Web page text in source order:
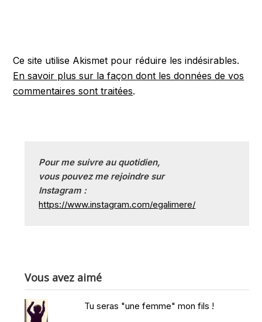
Ce site utilise Akismet pour réduire les indésirables.
En savoir plus sur la façon dont les données de vos
commentaires sont traitées.
Pour me suivre au quotidien,
vous pouvez me rejoindre sur
Instagram :
https://www.instagram.com/egalimere/
Vous avez aimé
Tu seras "une femme" mon fils !